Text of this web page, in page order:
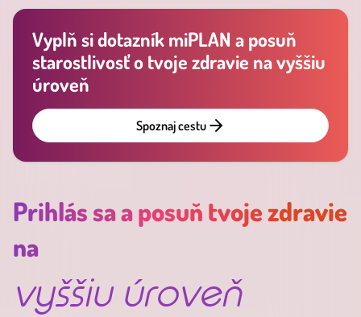
Vyplň si dotazník miPLAN a posuň
starostlivosť o tvoje zdravie na vyššiu
úroveň
Spoznaj cestu
Prihlás sa a posuň tvoje zdravie
na
vyššiu úroveň